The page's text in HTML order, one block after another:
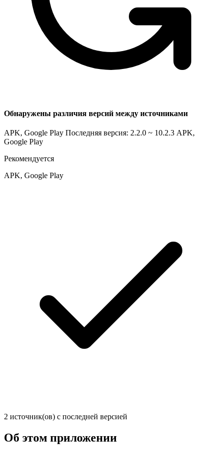
Обнаружены различия версий между источниками
APK, Google Play Последняя версия: 2.2.0 ~ 10.2.3 APK,
Google Play
Рекомендуется
APK, Google Play
2 источник(ов) с последней версией
Об этом приложении